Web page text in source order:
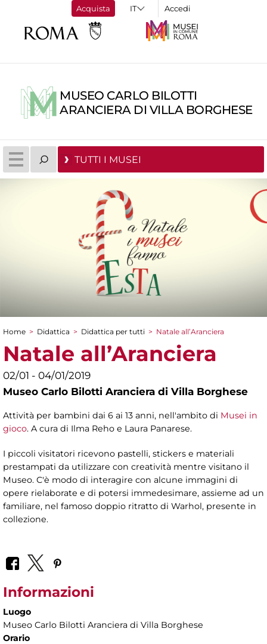
Acquista Accedi
MUSEO CARLO BILOTTI
ARANCIERA DI VILLA BORGHESE
TUTTI I MUSEI
Tu sei qui
Home > Didattica > Didattica per tutti > Natale all’Aranciera
Natale all’Aranciera
02/01 - 04/01/2019
Museo Carlo Bilotti Aranciera di Villa Borghese
Attività per bambini dai 6 ai 13 anni, nell'ambito di Musei in
gioco. A cura di Ilma Reho e Laura Panarese.
I piccoli visitatori ricevono pastelli, stickers e materiali
prestampati da utilizzare con creatività mentre visitano il
Museo. C'è modo di interagire con alcune immagini di
opere rielaborate e di potersi immedesimare, assieme ad un
familiare, nel famoso doppio ritratto di Warhol, presente in
collezione.
Informazioni
Luogo
Museo Carlo Bilotti Aranciera di Villa Borghese
Orario